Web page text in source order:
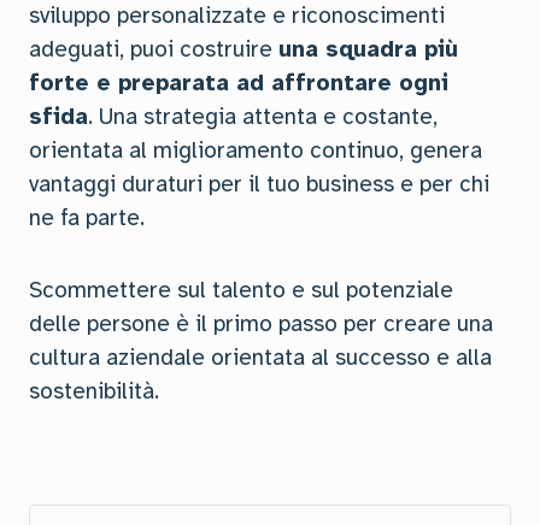
sviluppo personalizzate e riconoscimenti
adeguati, puoi costruire una squadra più
forte e preparata ad affrontare ogni
sfida. Una strategia attenta e costante,
orientata al miglioramento continuo, genera
vantaggi duraturi per il tuo business e per chi
ne fa parte.
Scommettere sul talento e sul potenziale
delle persone è il primo passo per creare una
cultura aziendale orientata al successo e alla
sostenibilità.